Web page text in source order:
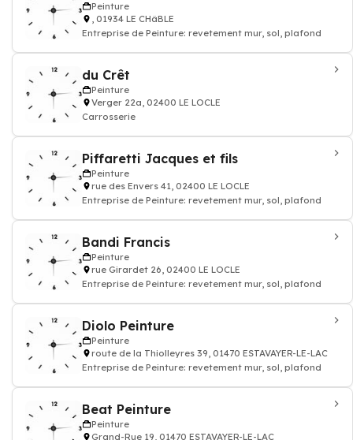
Peinture
, 01934 LE CHâBLE
Entreprise de Peinture: revetement mur, sol, plafond
du Crêt
Peinture
Verger 22a, 02400 LE LOCLE
Carrosserie
Piffaretti Jacques et fils
Peinture
rue des Envers 41, 02400 LE LOCLE
Entreprise de Peinture: revetement mur, sol, plafond
Bandi Francis
Peinture
rue Girardet 26, 02400 LE LOCLE
Entreprise de Peinture: revetement mur, sol, plafond
Diolo Peinture
Peinture
route de la Thiolleyres 39, 01470 ESTAVAYER-LE-LAC
Entreprise de Peinture: revetement mur, sol, plafond
Beat Peinture
Peinture
Grand-Rue 19, 01470 ESTAVAYER-LE-LAC